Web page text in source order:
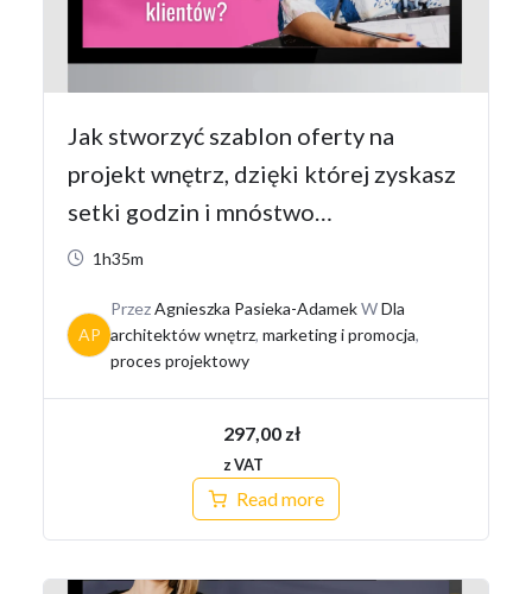
Jak stworzyć szablon oferty na
projekt wnętrz, dzięki której zyskasz
setki godzin i mnóstwo
zadowolonych klientów?
1h35m
AP
PrzezAgnieszka Pasieka-AdamekWDla
architektów wnętrz, marketing i promocja,
proces projektowy
297,00 zł
z VAT
Read more